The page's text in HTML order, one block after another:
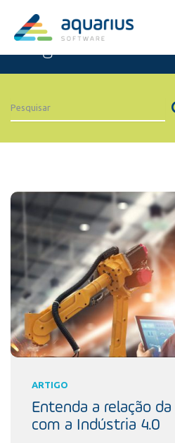
Artigos
ARTIGO
Entenda a relação
com a Indústria 4.0